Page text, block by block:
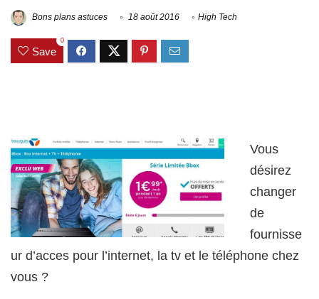
Bons plans astuces 18 août 2016 High Tech
Save
0
Vous
désirez
changer
de
fournisse
ur d’acces pour l’internet, la tv et le téléphone chez
vous ?